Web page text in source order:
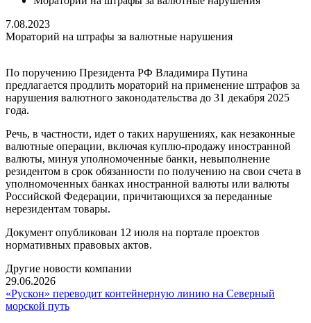
7.08.2023
Мораторий на штрафы за валютные нарушения
По поручению Президента РФ Владимира Путина
предлагается продлить мораторий на применение штрафов за
нарушения валютного законодательства до 31 декабря 2025
года.
Речь, в частности, идет о таких нарушениях, как незаконные
валютные операции, включая куплю-продажу иностранной
валюты, минуя уполномоченные банки, невыполнение
резидентом в срок обязанности по получению на свои счета в
уполномоченных банках иностранной валюты или валюты
Российской Федерации, причитающихся за переданные
нерезидентам товары.
Документ опубликован 12 июля на портале проектов
нормативных правовых актов.
Другие новости компании
29.06.2026
«Рускон» переводит контейнерную линию на Северный
морской путь